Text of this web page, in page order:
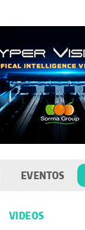
EVENTOS
VIDEOS